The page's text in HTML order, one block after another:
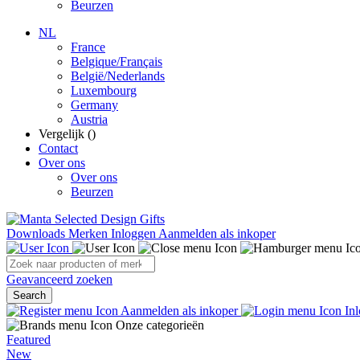
Beurzen
NL
France
Belgique/Français
België/Nederlands
Luxembourg
Germany
Austria
Vergelijk ()
Contact
Over ons
Over ons
Beurzen
Downloads Merken InloggenAanmelden als inkoper
Geavanceerd zoeken
Search
Aanmelden als inkoper
Onze categorieën
Featured
New